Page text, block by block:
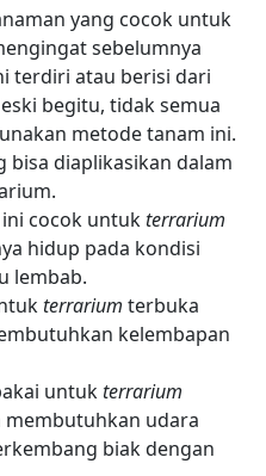
yang cocok untuk
sebelumnya
terdiri atau berisi dari
begitu, tidak semua
metode tanam ini.
bisa diaplikasikan dalam
cocok untukterrarium
hidup pada kondisi
lembab.
terrarium terbuka
kelembapan
untukterrarium
udara
biak dengan